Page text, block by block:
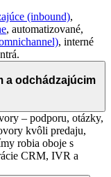
(inbound),
, automatizované,
, interné
a odchádzajúcim
– podporu, otázky,
kvôli predaju,
robia oboje s
CRM, IVR a